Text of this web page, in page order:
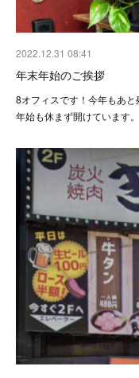
2022.12.31 08:41
年末年始のご挨拶
8オフィスです！今年もあ
年始も休まず開けています。